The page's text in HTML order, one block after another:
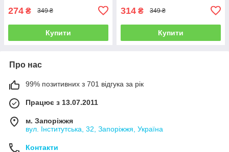
274 ₴ 349 ₴
Купити
314 ₴ 349 ₴
Купити
Про нас
99% позитивних з 701 відгука за рік
Працює з 13.07.2011
м. Запоріжжя
вул. Інститутська, 32, Запоріжжя, Україна
Контакти